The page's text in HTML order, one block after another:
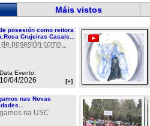
Máis vistos
posesión como reitora
Crujeiras Casais...
de posesión como...
Data Evento:
10/04/2026 [+]
nas Novas
na USC